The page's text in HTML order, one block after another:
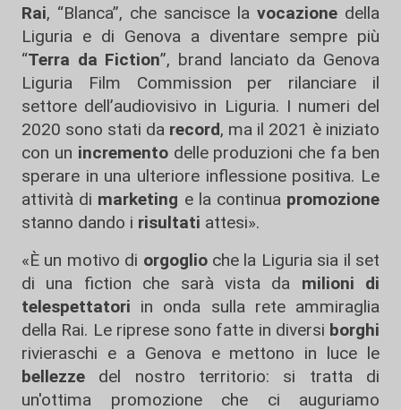
Rai, “Blanca”, che sancisce la vocazione della
Liguria e di Genova a diventare sempre più
“Terra da Fiction”, brand lanciato da Genova
Liguria Film Commission per rilanciare il
settore dell’audiovisivo in Liguria. I numeri del
2020 sono stati da record, ma il 2021 è iniziato
con un incrementodelle produzioni che fa ben
sperare in una ulteriore inflessione positiva. Le
attività di marketing e la continua promozione
stanno dando i risultati attesi».
«È un motivo di orgoglioche la Liguria sia il set
di una fiction che sarà vista da milioni di
telespettatori in onda sulla rete ammiraglia
della Rai. Le riprese sono fatte in diversi borghi
rivieraschi e a Genova e mettono in luce le
bellezze del nostro territorio: si tratta di
un'ottima promozione che ci auguriamo